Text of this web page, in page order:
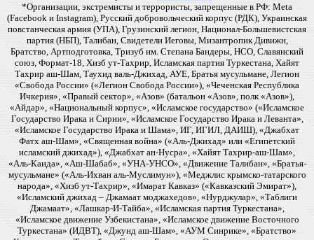
*Организации, экстремисты и террористы, запрещенные в РФ: Meta
(Facebook и Instagram), Русский добровольческий корпус (РДК), Украинская
повстанческая армия (УПА), Грузинский легион, Национал-Большевистская
партия (НБП), Талибан, Свидетели Иеговы, Мизантропик Дивижн,
Братство, Артподготовка, Тризуб им. Степана Бандеры, НСО, Славянский
союз, Формат-18, Хизб ут-Тахрир, Исламская партия Туркестана, Хайят
Тахрир аш-Шам, Таухид валь-Джихад, АУЕ, Братья мусульмане, Легион
«Свобода России» («Легион Свобода России»), «Чеченская Республика
Ичкерия», «Правый сектор», «Азов» (батальон «Азов», полк «Азов»),
«Айдар», «Национальный корпус», «Исламское государство» («Исламское
Государство Ирака и Сирии», «Исламское Государство Ирака и Леванта»,
«Исламское Государство Ирака и Шама», ИГ, ИГИЛ, ДАИШ), «Джабхат
Фатх аш-Шам», «Священная война» («Аль-Джихад» или «Египетский
исламский джихад»), «Джабхат ан-Нусра», «Хайят Тахрир-аш-Шам»,
«Аль-Каида», «Аш-Шабаб», «УНА-УНСО», «Движение Талибан», «Братья-
мусульмане» («Аль-Ихван аль-Муслимун»), «Меджлис крымско-татарского
народа», «Хизб ут-Тахрир», «Имарат Кавказ» («Кавказский Эмират»),
«Исламский джихад – Джамаат моджахедов», «Нурджулар», «Таблиги
Джамаат», «Лашкар-И-Тайба», «Исламская партия Туркестана»,
«Исламское движение Узбекистана», «Исламское движение Восточного
Туркестана» (ИДВТ), «Джунд аш-Шам», «АУМ Синрике», «Братство»